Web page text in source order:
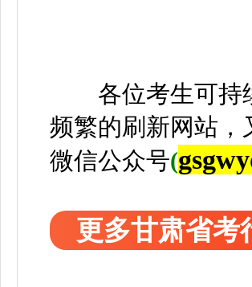
各位考生可持
频繁的刷新网站，
微信公众号(
更多甘肃省考